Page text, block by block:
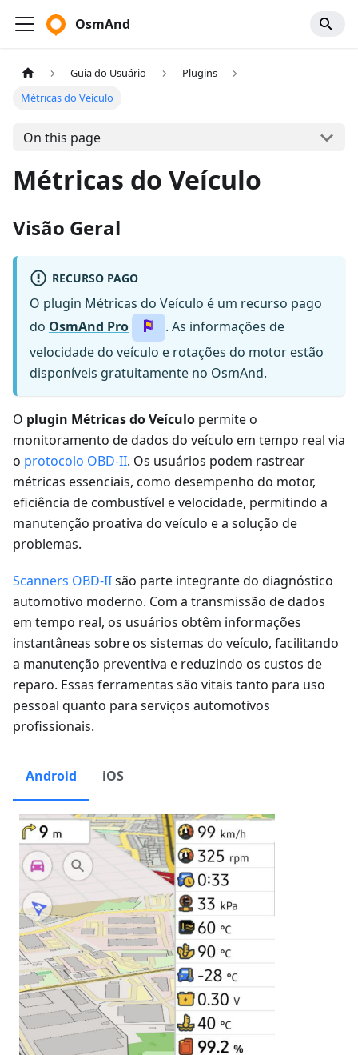
OsmAnd
Guia do Usuário
Plugins
Métricas do Veículo
On this page
Métricas do Veículo
Visão Geral
RECURSO PAGO
O plugin Métricas do Veículo é um recurso pago
do OsmAnd Pro
. As informações de
velocidade do veículo e rotações do motor estão
disponíveis gratuitamente no OsmAnd.
O plugin Métricas do Veículo permite o
monitoramento de dados do veículo em tempo real via
o protocolo OBD-II. Os usuários podem rastrear
métricas essenciais, como desempenho do motor,
eficiência de combustível e velocidade, permitindo a
manutenção proativa do veículo e a solução de
problemas.
Scanners OBD-IIsão parte integrante do diagnóstico
automotivo moderno. Com a transmissão de dados
em tempo real, os usuários obtêm informações
instantâneas sobre os sistemas do veículo, facilitando
a manutenção preventiva e reduzindo os custos de
reparo. Essas ferramentas são vitais tanto para uso
pessoal quanto para serviços automotivos
profissionais.
Android iOS